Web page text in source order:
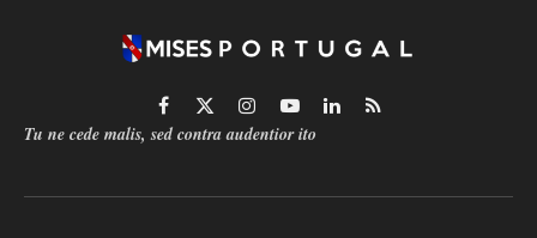
Facebook
X
(Twitter)
Instagram
YouTubeLinkedIn
RSS
Tu ne cede malis, sed contra audentior ito